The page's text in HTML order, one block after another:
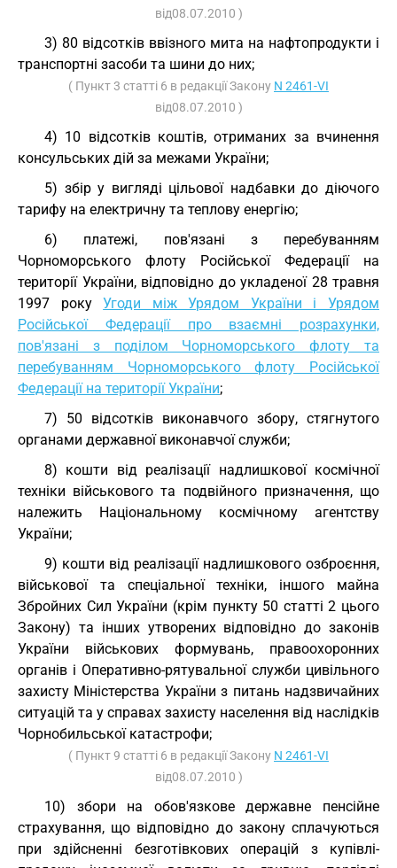
від08.07.2010 )
3) 80 відсотків ввізного мита на нафтопродукти і
транспортні засоби та шини до них;
( Пункт 3 статті 6 в редакції Закону N 2461-VI
від08.07.2010 )
4) 10 відсотків коштів, отриманих за вчинення
консульських дій за межами України;
5) збір у вигляді цільової надбавки до діючого
тарифу на електричну та теплову енергію;
6) платежі, пов'язані з перебуванням
Чорноморського флоту Російської Федерації на
території України, відповідно до укладеної 28 травня
1997 рокуУгоди між Урядом України і Урядом
Російської Федерації про взаємні розрахунки,
пов'язані з поділом Чорноморського флоту та
перебуванням Чорноморського флоту Російської
Федерації на території України;
7) 50 відсотків виконавчого збору, стягнутого
органами державної виконавчої служби;
8) кошти від реалізації надлишкової космічної
техніки військового та подвійного призначення, що
належить Національному космічному агентству
України;
9) кошти від реалізації надлишкового озброєння,
військової та спеціальної техніки, іншого майна
Збройних Сил України (крім пункту 50 статті 2 цього
Закону) та інших утворених відповідно до законів
України військових формувань, правоохоронних
органів і Оперативно-рятувальної служби цивільного
захисту Міністерства України з питань надзвичайних
ситуацій та у справах захисту населення від наслідків
Чорнобильської катастрофи;
( Пункт 9 статті 6 в редакції Закону N 2461-VI
від08.07.2010 )
10) збори на обов'язкове державне пенсійне
страхування, що відповідно до закону сплачуються
при здійсненні безготівкових операцій з купівлі-